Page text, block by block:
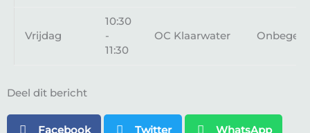
Vrijdag
10:30
-
11:30
OC Klaarwater
Deel dit bericht
Facebook Twitter WhatsApp